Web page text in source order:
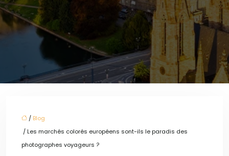
/ Blog
/ Les marchés colorés européens sont-ils le paradis des
photographes voyageurs ?